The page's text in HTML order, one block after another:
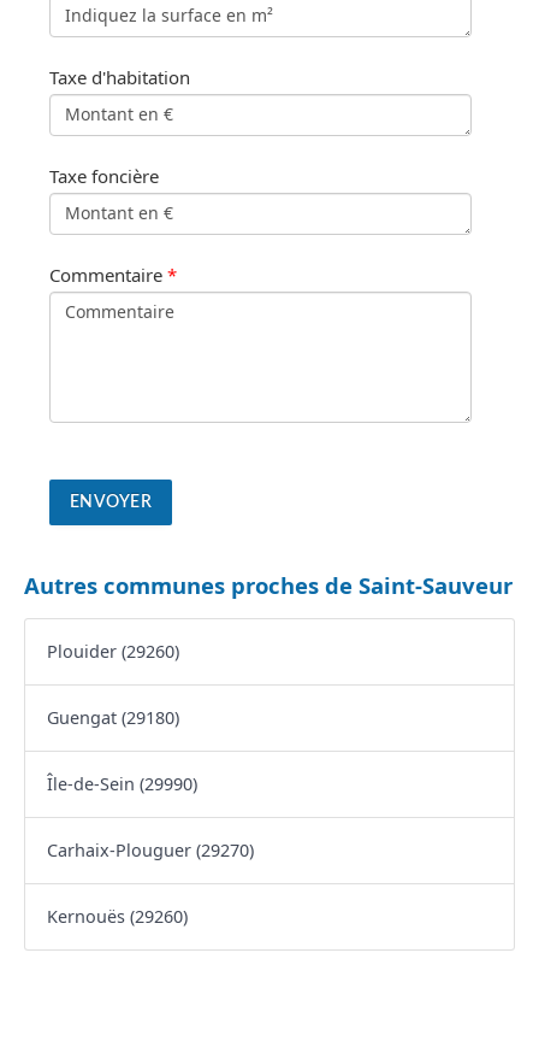
Taxe d'habitation
Taxe foncière
Commentaire *
Autres communes proches de Saint-Sauveur
Plouider (29260)
Guengat (29180)
Île-de-Sein (29990)
Carhaix-Plouguer (29270)
Kernouës (29260)